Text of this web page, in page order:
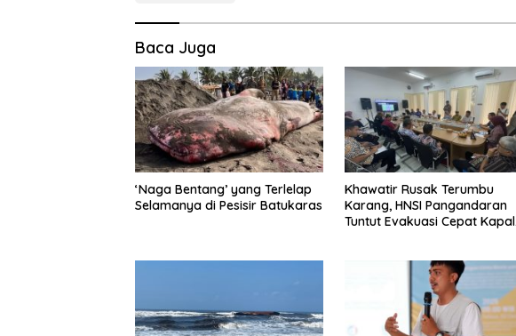
Baca Juga
‘Naga Bentang’ yang Terlelap
Selamanya di Pesisir Batukaras
Khawatir Rusak Terumbu
Karang, HNSI Pangandaran
Tuntut Evakuasi Cepat Kapal